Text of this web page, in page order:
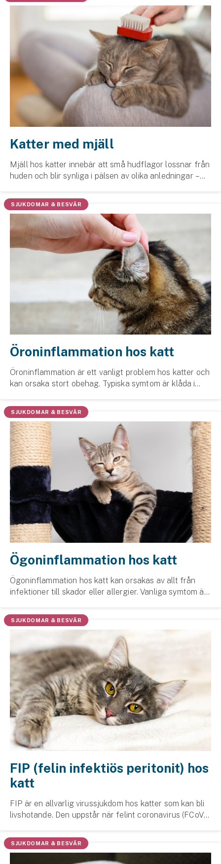
Företagsförsäkring
Bilförsäkring för företag
Släpvagnsförsäkring
Drönarförsäkring
För förmedlare
Gruppförsäkringar
Kommunolycksfall
Försäkring via förmedlare
Se alla försäkringar
Katter med mjäll
Mjäll hos katter innebär att små hud­flagor lossnar från
huden och blir synliga i pälsen av olika anledningar –
SJUKDOMAR & BESVÄR
Öroninflammation hos katt
Öroninflammation är ett vanligt problem hos katter och
kan orsaka stort obehag. Typiska symtom är klåda i
öron.
SJUKDOMAR & BESVÄR
Ögoninflammation hos katt
Ögoninflammation hos katt kan orsakas av allt från
infektioner till skador eller allergier. Vanliga symtom är
SJUKDOMAR & BESVÄR
FIP (felin infektiös peritonit) hos
katt
FIP är en allvarlig virussjukdom hos katter som kan bli
livs­hotande. Den uppstår när felint coronavirus (FCoV),
SJUKDOMAR & BESVÄR